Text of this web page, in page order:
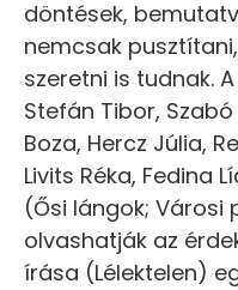
döntések,
nemcsak
szeretni is tudnak.
Stefán Tibor,
Boza, Hercz Júlia,
Livits Réka, Fedina
(Ősi lángok; Városi
olvashatják az
írása (Lélektelen)